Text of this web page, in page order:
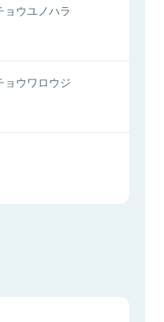
ョウユノハラ
ョウワロウジ